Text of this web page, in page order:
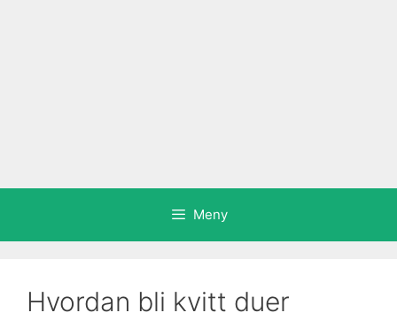
Meny
Hvordan bli kvitt duer